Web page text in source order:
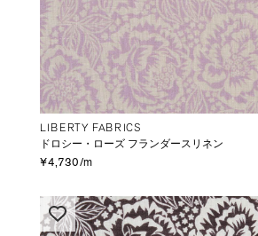
LIBERTY FABRICS
ドロシー・ローズ フランダースリネン
¥4,730/m